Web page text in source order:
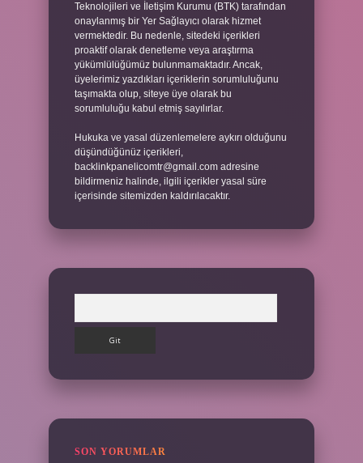
Teknolojileri ve İletişim Kurumu (BTK) tarafından
onaylanmış bir Yer Sağlayıcı olarak hizmet
vermektedir. Bu nedenle, sitedeki içerikleri
proaktif olarak denetleme veya araştırma
yükümlülüğümüz bulunmamaktadır. Ancak,
üyelerimiz yazdıkları içeriklerin sorumluluğunu
taşımakta olup, siteye üye olarak bu
sorumluluğu kabul etmiş sayılırlar.
Hukuka ve yasal düzenlemelere aykırı olduğunu
düşündüğünüz içerikleri,
backlinkpanelicomtr@gmail.com adresine
bildirmeniz halinde, ilgili içerikler yasal süre
içerisinde sitemizden kaldırılacaktır.
SON YORUMLAR